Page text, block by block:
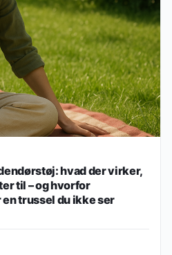
hvad der virker,
til – og hvorfor
trussel du ikke ser